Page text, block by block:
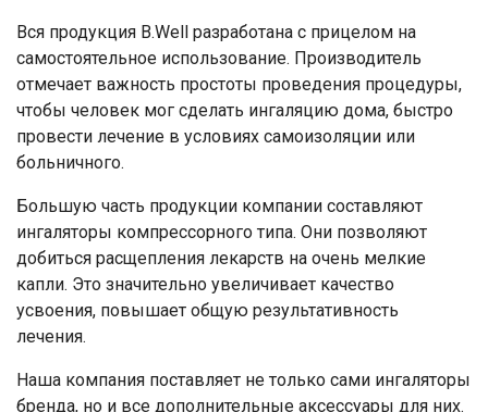
Вся продукция B.Well разработана с прицелом на
самостоятельное использование. Производитель
отмечает важность простоты проведения процедуры,
чтобы человек мог сделать ингаляцию дома, быстро
провести лечение в условиях самоизоляции или
больничного.
Большую часть продукции компании составляют
ингаляторы компрессорного типа. Они позволяют
добиться расщепления лекарств на очень мелкие
капли. Это значительно увеличивает качество
усвоения, повышает общую результативность
лечения.
Наша компания поставляет не только сами ингаляторы
бренда, но и все дополнительные аксессуары для них.